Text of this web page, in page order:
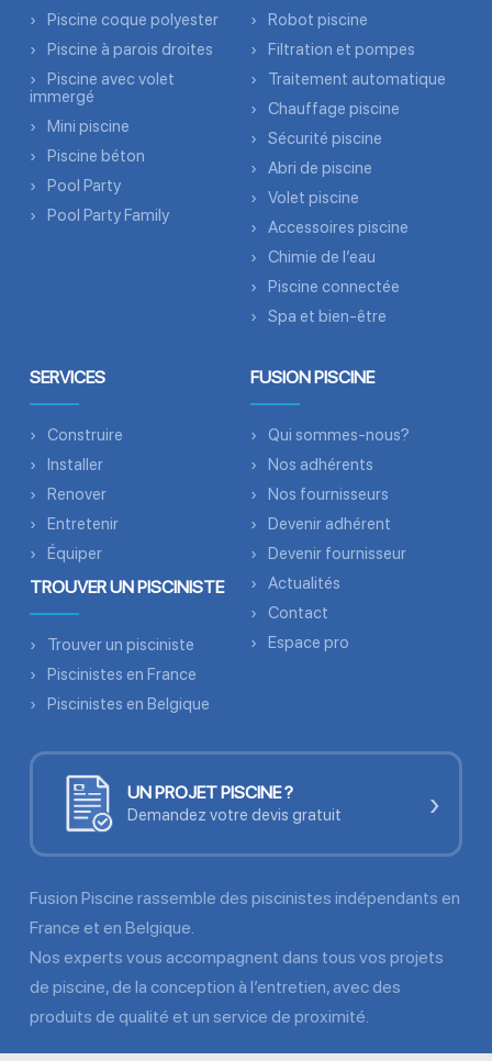
Piscine coque polyester
Piscine à parois droites
Piscine avec volet
immergé
Mini piscine
Piscine béton
Pool Party
Pool Party Family
Robot piscine
Filtration et pompes
Traitement automatique
Chauffage piscine
Sécurité piscine
Abri de piscine
Volet piscine
Accessoires piscine
Chimie de l’eau
Piscine connectée
Spa et bien-être
SERVICES
Construire
Installer
Renover
Entretenir
Équiper
TROUVER UN PISCINISTE
Trouver un pisciniste
Piscinistes en France
Piscinistes en Belgique
FUSION PISCINE
Qui sommes-nous?
Nos adhérents
Nos fournisseurs
Devenir adhérent
Devenir fournisseur
Actualités
Contact
Espace pro
UN PROJET PISCINE ?
Demandez votre devis gratuit ›
Fusion Piscine rassemble des piscinistes indépendants en
France et en Belgique.
Nos experts vous accompagnent dans tous vos projets
de piscine, de la conception à l’entretien, avec des
produits de qualité et un service de proximité.